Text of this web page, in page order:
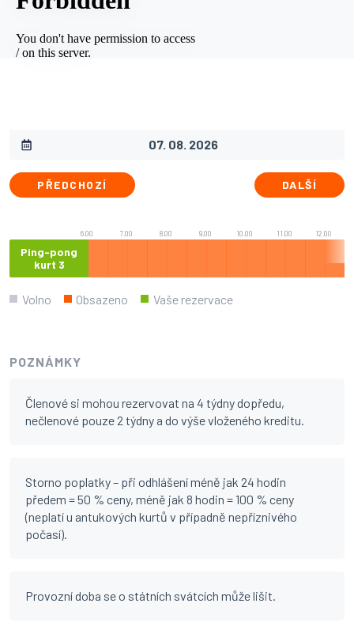
PŘEDCHOZÍ DALŠÍ
6.00 7.00 8.00 9.00 10.00 11.00 12.00
Ping-pong
kurt 3
Volno Obsazeno Vaše rezervace
POZNÁMKY
Členové si mohou rezervovat na 4 týdny dopředu,
nečlenové pouze 2 týdny a do výše vloženého kreditu.
Storno poplatky – při odhlášení méně jak 24 hodin
předem = 50 % ceny, méně jak 8 hodin = 100 % ceny
(neplatí u antukových kurtů v případně nepříznivého
počasí).
Provozní doba se o státních svátcích může lišit.